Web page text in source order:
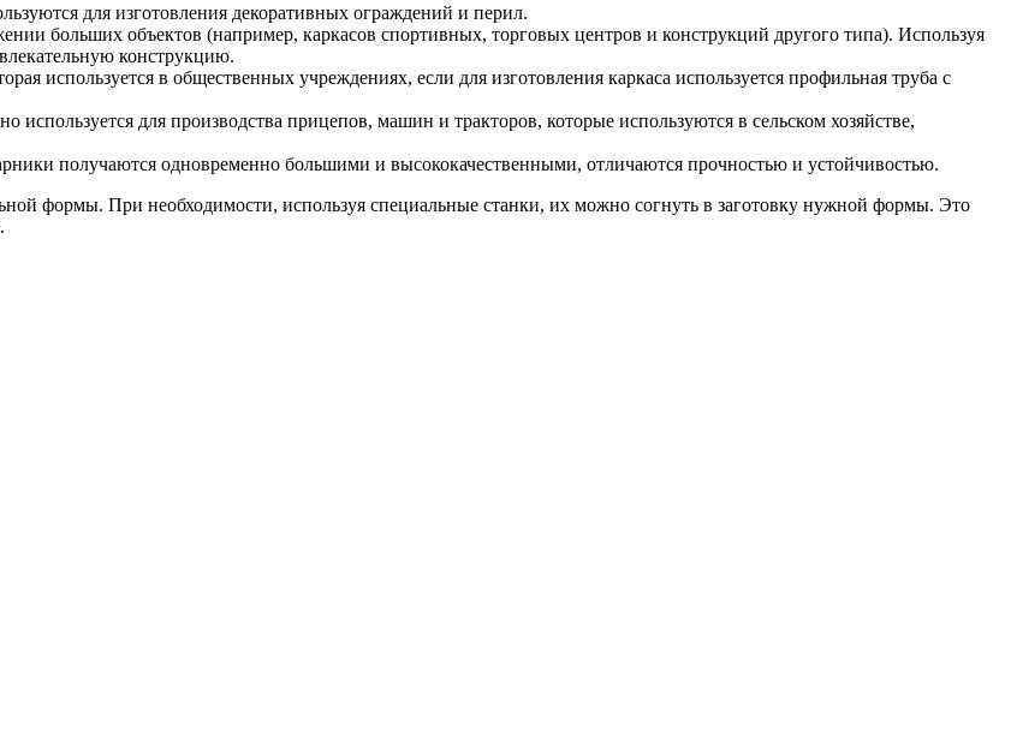
для изготовления декоративных ограждений и перил.
больших объектов (например, каркасов спортивных, торговых центров и конструкций другого типа). Используя
конструкцию.
используется в общественных учреждениях, если для изготовления каркаса используется профильная труба с
для производства прицепов, машин и тракторов, которые используются в сельском хозяйстве,
получаются одновременно большими и высококачественными, отличаются прочностью и устойчивостью.
формы. При необходимости, используя специальные станки, их можно согнуть в заготовку нужной формы. Это